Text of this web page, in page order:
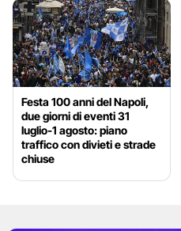
Festa 100 anni del Napoli,
due giorni di eventi 31
luglio-1 agosto: piano
traffico con divieti e strade
chiuse